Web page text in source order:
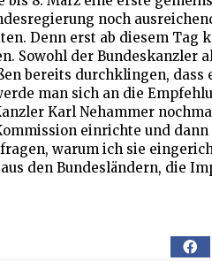
noch
Denn erst ab diesem Tag
Sowohl der Bundeskanzler
bereits durchklingen,
man sich an die
Karl Nehammer
einrichte und
warum ich sie
den Bundesländern, die